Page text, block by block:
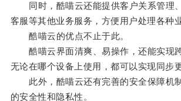
同时，酷喵云还能提供客户关系管理
客服等其他业务服务，方便用户处理各种
酷喵云的优点不止于此。
酷喵云界面清爽、易操作，还能实现
无论在哪个设备上使用，都可以实现同步更
此外，酷喵云还有完善的安全保障机
的安全性和隐私性。